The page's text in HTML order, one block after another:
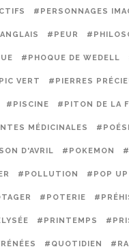
#PERSONNAGES
#PEUR
#PHOQUE DE WEDELL
VERT #PIERRES
#PISCINE #PITON DE LA
MÉDICINALES
D'AVRIL #POKEMON
#POLLUTION #POP UP
#POTERIE
#PRINTEMPS
#QUOTIDIEN